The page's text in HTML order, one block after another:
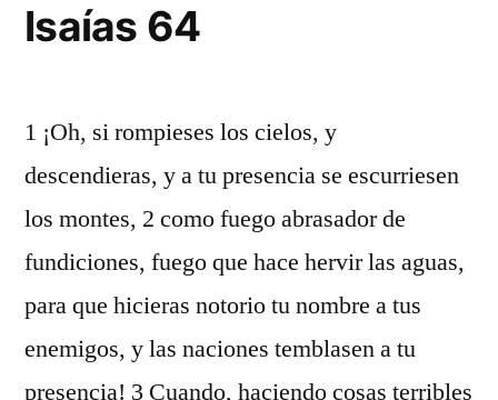
Isaías 64
1 ¡Oh, si rompieses los cielos, y
descendieras, y a tu presencia se escurriesen
los montes, 2 como fuego abrasador de
fundiciones, fuego que hace hervir las aguas,
para que hicieras notorio tu nombre a tus
enemigos, y las naciones temblasen a tu
presencia! 3 Cuando, haciendo cosas terribles